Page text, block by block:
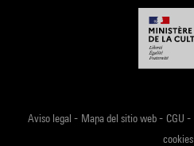
Aviso legal - Mapa del sitio web- CGU -
cookies